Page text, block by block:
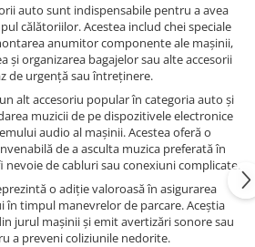
auto sunt indispensabile pentru a avea
călătoriilor. Acestea includ chei speciale
anumitor componente ale mașinii,
și organizarea bagajelor sau alte accesorii
de urgență sau întreținere.
alt accesoriu popular în categoria auto și
muzicii de pe dispozitivele electronice
audio al mașinii. Acestea oferă o
de a asculta muzica preferată în
de cabluri sau conexiuni complicate.
o adiție valoroasă în asigurarea
în timpul manevrelor de parcare. Aceștia
jurul mașinii și emit avertizări sonore sau
a preveni coliziunile nedorite.